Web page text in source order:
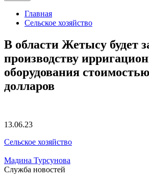
Главная
Сельское хозяйство
В области Жетысу будет
производству
оборудования
долларов
13.06.23
Сельское хозяйство
Мадина Турсунова
Служба новостей